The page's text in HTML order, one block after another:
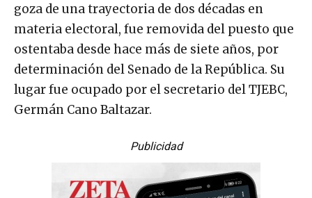
goza de una trayectoria de dos décadas en
materia electoral, fue removida del puesto que
ostentaba desde hace más de siete años, por
determinación del Senado de la República. Su
lugar fue ocupado por el secretario del TJEBC,
Germán Cano Baltazar.
Publicidad